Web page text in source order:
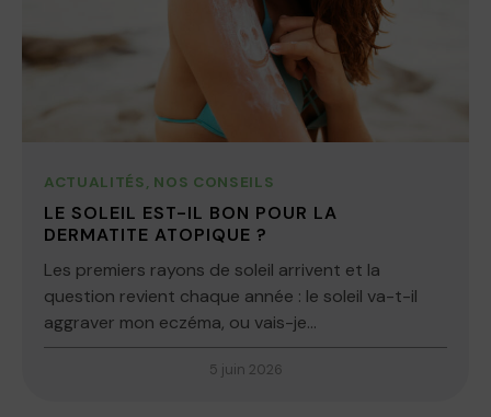
ACTUALITÉS, NOS CONSEILS
LE SOLEIL EST-IL BON POUR LA
DERMATITE ATOPIQUE ?
Les premiers rayons de soleil arrivent et la
question revient chaque année : le soleil va-t-il
aggraver mon eczéma, ou vais-je...
5 juin 2026